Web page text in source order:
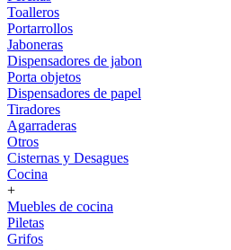
Toalleros
Portarrollos
Jaboneras
Dispensadores de jabon
Porta objetos
Dispensadores de papel
Tiradores
Agarraderas
Otros
Cisternas y Desagues
Cocina
+
Muebles de cocina
Piletas
Grifos